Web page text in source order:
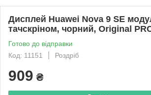
Дисплей Huawei Nova 9 SE
тачскріном, чорний, Original
Готово до відправки
Код: 11151
Роздріб
909 ₴